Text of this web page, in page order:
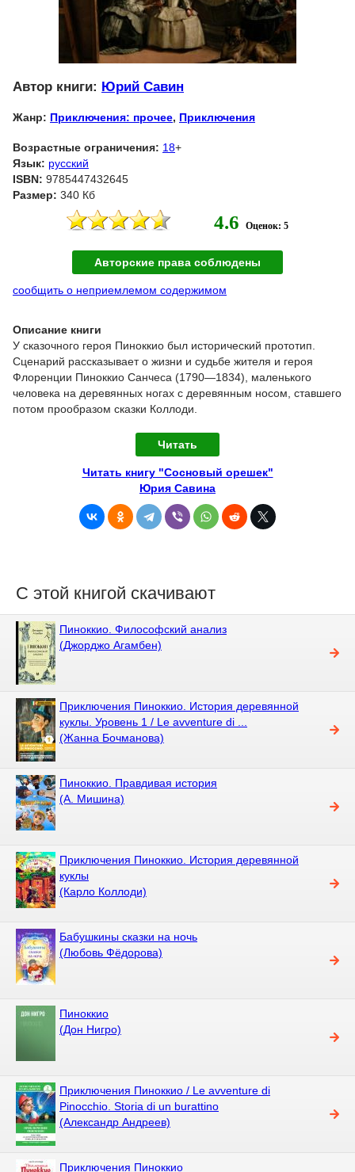
Автор книги: Юрий Савин
Жанр: Приключения: прочее, Приключения
Возрастные ограничения: 18+
Язык: русский
ISBN: 9785447432645
Размер: 340 Кб
4.6 Оценок: 5
Авторские права соблюдены
сообщить о неприемлемом содержимом
Описание книги
У сказочного героя Пиноккио был исторический прототип.
Сценарий рассказывает о жизни и судьбе жителя и героя
Флоренции Пиноккио Санчеса (1790—1834), маленького
человека на деревянных ногах с деревянным носом, ставшего
потом прообразом сказки Коллоди.
Читать
Читать книгу "Сосновый орешек"
Юрия Савина
С этой книгой скачивают
Пиноккио. Философский анализ
(Джорджо Агамбен)
Приключения Пиноккио. История деревянной
куклы. Уровень 1 / Le avventure di ...
(Жанна Бочманова)
Пиноккио. Правдивая история
(А. Мишина)
Приключения Пиноккио. История деревянной
куклы
(Карло Коллоди)
Бабушкины сказки на ночь
(Любовь Фёдорова)
Пиноккио
(Дон Нигро)
Приключения Пиноккио / Le avventure di
Pinocchio. Storia di un burattino
(Александр Андреев)
Приключения Пиноккио